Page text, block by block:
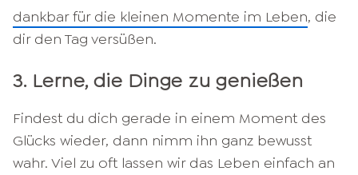
dankbar für die kleinen Momente im Leben, die
dir den Tag versüßen.
3. Lerne, die Dinge zu genießen
Findest du dich gerade in einem Moment des
Glücks wieder, dann nimm ihn ganz bewusst
wahr. Viel zu oft lassen wir das Leben einfach an